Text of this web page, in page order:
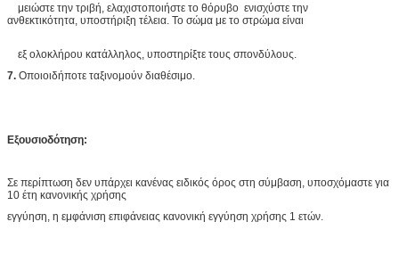
μειώστε την τριβή, ελαχιστοποιήστε το θόρυβο ενισχύστε την
ανθεκτικότητα, υποστήριξη τέλεια. Το σώμα με το στρώμα είναι
εξ ολοκλήρου κατάλληλος, υποστηρίξτε τους σπονδύλους.
7. Οποιοιδήποτε ταξινομούν διαθέσιμο.
Εξουσιοδότηση:
Σε περίπτωση δεν υπάρχει κανένας ειδικός όρος στη σύμβαση, υποσχόμαστε για
10 έτη κανονικής χρήσης
εγγύηση, η εμφάνιση επιφάνειας κανονική εγγύηση χρήσης 1 ετών.